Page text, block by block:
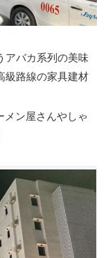
アバカ系列の美味
級路線の家具建材
メン屋さんやしゃ